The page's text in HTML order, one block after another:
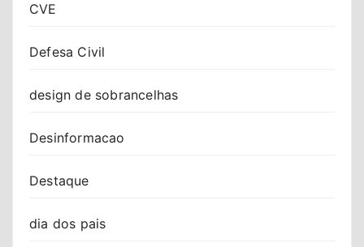
CVE
Defesa Civil
design de sobrancelhas
Desinformacao
Destaque
dia dos pais